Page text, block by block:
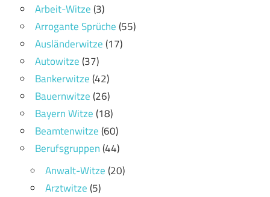
Arbeit-Witze(3)
Arrogante Sprüche(55)
Ausländerwitze(17)
Autowitze(37)
Bankerwitze(42)
Bauernwitze(26)
Bayern Witze(18)
Beamtenwitze(60)
Berufsgruppen(44)
Anwalt-Witze(20)
Arztwitze(5)